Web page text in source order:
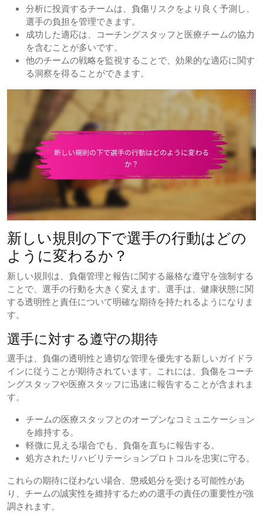
分析に投資するチームは、負傷リスクをより良く予測し、
選手の負担を管理できます。
成功した適応は、コーチングスタッフと医療チームの協力
を含むことが多いです。
他のチームの戦略を監視することで、効果的な適応に関す
る洞察を得ることができます。
新しい規則の下で選手の行動はどの
ように変わるか？
新しい規則は、負傷管理と報告に関する厳格な遵守を強制する
ことで、選手の行動を大きく変えます。選手は、健康状態に関
する透明性と責任について明確な期待を持たれるようになりま
す。
選手に対する遵守の期待
選手は、負傷の透明性と適切な管理を優先する新しいガイドラ
インに従うことが期待されています。これには、負傷をコーチ
ングスタッフや医療スタッフに迅速に報告することが含まれま
す。
チームの医療スタッフとのオープンなコミュニケーション
を維持する。
軽微に見える場合でも、負傷を直ちに報告する。
処方されたリハビリテーションプロトコルを忠実に守る。
これらの期待に従わない場合、懲戒処分を受ける可能性があ
り、チームの誠実性を維持するための選手の責任の重要性が強
調されます。